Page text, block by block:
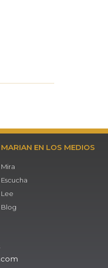
MARIAN EN LOS MEDIOS
Mira
Escucha
Lee
Blog